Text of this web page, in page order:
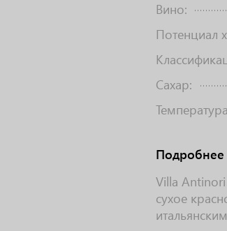
Вино:
Потенциал
Сахар:
Подробнее
Villa
сухое